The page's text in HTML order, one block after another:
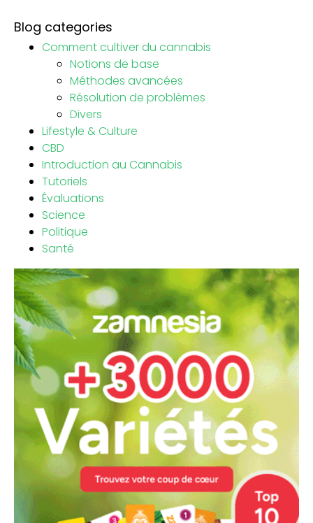
Blog categories
Comment cultiver du cannabis
Notions de base
Méthodes avancées
Résolution de problèmes
Divers
Lifestyle & Culture
CBD
Introduction au Cannabis
Tutoriels
Évaluations
Science
Politique
Santé